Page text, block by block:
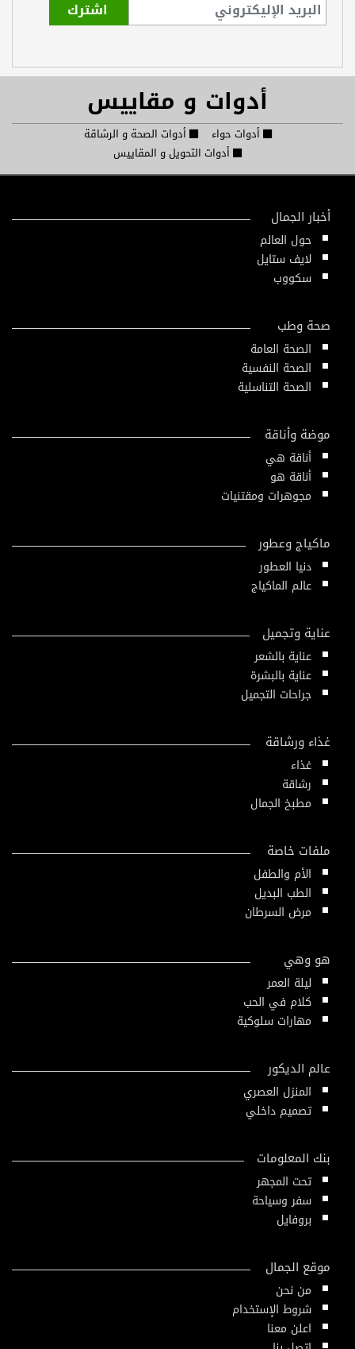
أدوات و مقاييس
أدوات حواء
أدوات الصحة و الرشاقة
أدوات التحويل و المقاييس
أخبار الجمال
حول العالم
لايف ستايل
سكووب
صحة وطب
الصحة العامة
الصحة النفسية
الصحة التناسلية
موضة وأناقة
أناقة هي
أناقة هو
مجوهرات ومقتنيات
ماكياج وعطور
دنيا العطور
عالم الماكياج
عناية وتجميل
عناية بالشعر
عناية بالبشرة
جراحات التجميل
غذاء ورشاقة
غذاء
رشاقة
مطبخ الجمال
ملفات خاصة
الأم والطفل
الطب البديل
مرض السرطان
هو وهي
ليلة العمر
كلام في الحب
مهارات سلوكية
عالم الديكور
المنزل العصري
تصميم داخلي
بنك المعلومات
تحت المجهر
سفر وسياحة
بروفايل
موقع الجمال
من نحن
شروط الإستخدام
اعلن معنا